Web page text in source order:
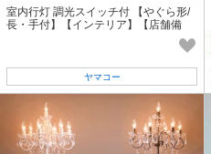
室内行灯 調光スイッチ付 【やぐら形/
長・手付】【インテリア】【店舗備
品・客室備品・サイン】＜日本製＞
ヤマコー